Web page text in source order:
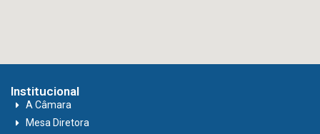
Institucional
A Câmara
Mesa Diretora